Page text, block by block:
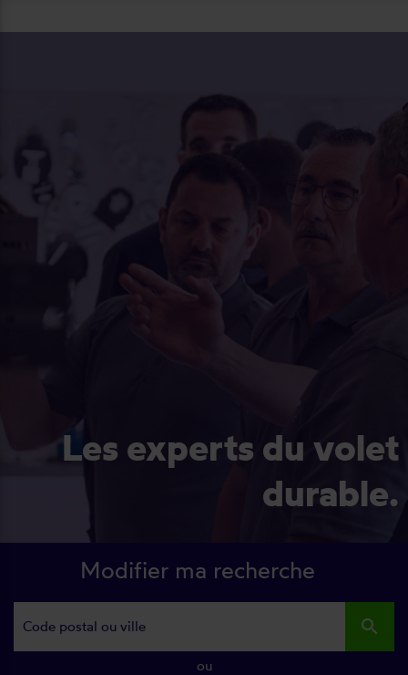
Les experts du volet
durable.
Modifier ma recherche
search
ou